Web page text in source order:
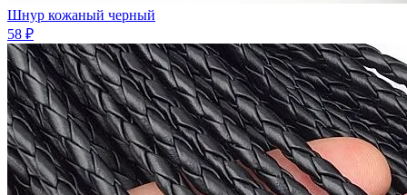
Шнур кожаный черный
58 ₽